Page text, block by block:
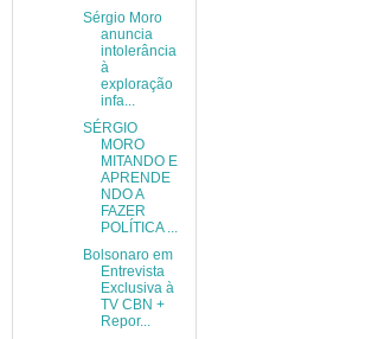
Sérgio Moro
anuncia
intolerância
à
exploração
infa...
SÉRGIO
MORO
MITANDO E
APRENDE
NDO A
FAZER
POLÍTICA ...
Bolsonaro em
Entrevista
Exclusiva à
TV CBN +
Repor...